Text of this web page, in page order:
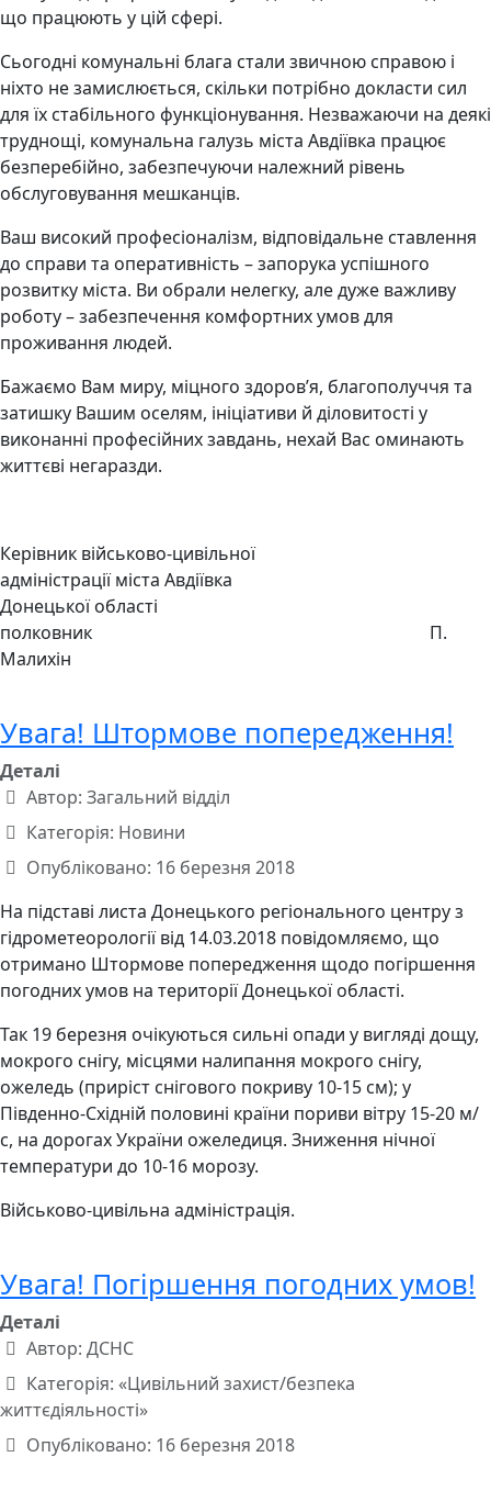
що працюють у цій сфері.
Сьогодні комунальні блага стали звичною справою і
ніхто не замислюється, скільки потрібно докласти сил
для їх стабільного функціонування. Незважаючи на деякі
труднощі, комунальна галузь міста Авдіївка працює
безперебійно, забезпечуючи належний рівень
обслуговування мешканців.
Ваш високий професіоналізм, відповідальне ставлення
до справи та оперативність – запорука успішного
розвитку міста. Ви обрали нелегку, але дуже важливу
роботу – забезпечення комфортних умов для
проживання людей.
Бажаємо Вам миру, міцного здоров’я, благополуччя та
затишку Вашим оселям, ініціативи й діловитості у
виконанні професійних завдань, нехай Вас оминають
життєві негаразди.
Керівник військово-цивільної
адміністрації міста Авдіївка
Донецької області
полковник П.
Малихін
Увага! Штормове попередження!
Деталі
Автор: Загальний відділ
Категорія: Новини
Опубліковано: 16 березня 2018
На підставі листа Донецького регіонального центру з
гідрометеорології від 14.03.2018 повідомляємо, що
отримано Штормове попередження щодо погіршення
погодних умов на території Донецької області.
Так 19 березня очікуються сильні опади у вигляді дощу,
мокрого снігу, місцями налипання мокрого снігу,
ожеледь (приріст снігового покриву 10-15 см); у
Південно-Східній половині країни пориви вітру 15-20 м/
с, на дорогах України ожеледиця. Зниження нічної
температури до 10-16 морозу.
Військово-цивільна адміністрація.
Увага! Погіршення погодних умов!
Деталі
Автор: ДСНС
Категорія: «Цивільний захист/безпека
життєдіяльності»
Опубліковано: 16 березня 2018